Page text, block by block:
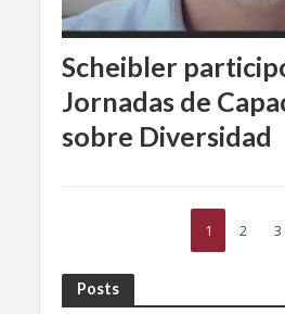
Scheibler
Jornadas de
sobre Diversidad
1 2 3
Posts